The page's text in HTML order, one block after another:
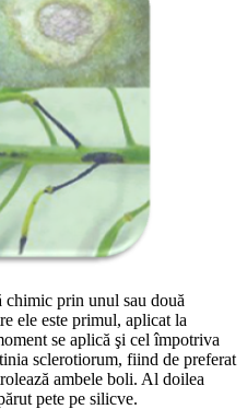
prin unul sau două
ele este primul, aplicat la
se aplică şi cel împotriva
sclerotiorum, fiind de preferat
ambele boli. Al doilea
pete pe silicve.